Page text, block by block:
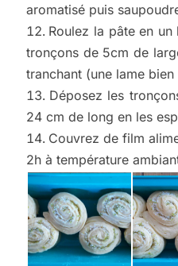
aromatisé puis
Roulez la pâte en
tronçons de 5cm de
tranchant (une lame
Déposez les
24 cm de long en les
Couvrez de film
2h à température